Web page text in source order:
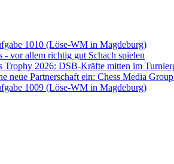
1010 (Löse-WM in Magdeburg)
- vor allem richtig gut Schach spielen
Trophy 2026: DSB-Kräfte mitten im
neue Partnerschaft ein: Chess Media
1009 (Löse-WM in Magdeburg)